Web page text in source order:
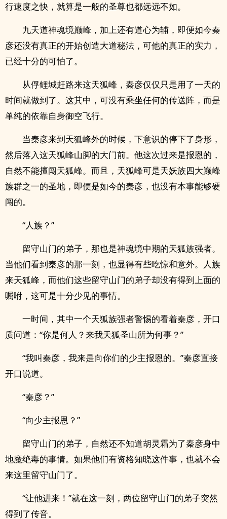
行速度之快，就算是一般的圣尊也都远远不如。
九天道神魂境巅峰，加上还有道心为辅，即便如今秦
彦还没有真正的开始创造大道秘法，可他的真正的实力，
已经十分的可怕了。
从俘鲤城赶路来这天狐峰，秦彦仅仅只是用了一天的
时间就做到了。这其中，可没有乘坐任何的传送阵，而是
单纯的依靠自身御空飞行。
当秦彦来到天狐峰外的时候，下意识的停下了身形，
然后落入这天狐峰山脚的大门前。他这次过来是报恩的，
自然不能擅闯天狐峰。而且，天狐峰可是天妖族四大巅峰
族群之一的圣地，即便是如今的秦彦，也没有本事能够硬
闯的。
“人族？”
留守山门的弟子，那也是神魂境中期的天狐族强者。
当他们看到秦彦的那一刻，也显得有些吃惊和意外。人族
来天狐峰，而他们这些留守山门的弟子却没有得到上面的
嘱咐，这可是十分少见的事情。
一时间，其中一个天狐族强者警惕的看着秦彦，开口
质问道：“你是何人？来我天狐圣山所为何事？”
“我叫秦彦，我来是向你们的少主报恩的。”秦彦直接
开口说道。
“秦彦？”
“向少主报恩？”
留守山门的弟子，自然还不知道胡灵霜为了秦彦身中
地魔绝毒的事情。如果他们有资格知晓这件事，也就不会
来这里留守山门了。
“让他进来！”就在这一刻，两位留守山门的弟子突然
得到了传音。